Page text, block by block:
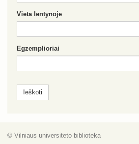
Vieta lentynoje
Egzemplioriai
© Vilniaus universiteto biblioteka